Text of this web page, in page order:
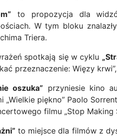
to propozycja dla
W tym bloku
Triera.
spotkają się w cyklu
przeznaczenie: Więzy krwi”,
oszuka” przyniesie kino
„Wielkie piękno” Paolo
filmu „Stop Making
to miejsce dla filmów z